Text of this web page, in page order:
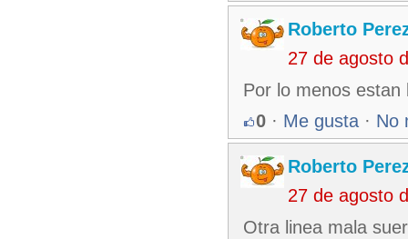
Roberto
27 de agosto
Por lo menos
0 · Me gusta · No
Roberto
27 de agosto
Otra linea mala